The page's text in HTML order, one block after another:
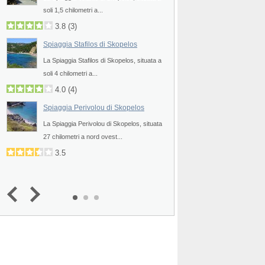
soli 1,5 chilometri a...
3.8 (3)
Spiaggia Stafilos di Skopelos
La Spiaggia Stafilos di Skopelos, situata a
soli 4 chilometri a...
4.0 (4)
Spiaggia Perivolou di Skopelos
La Spiaggia Perivolou di Skopelos, situata
27 chilometri a nord ovest...
3.5